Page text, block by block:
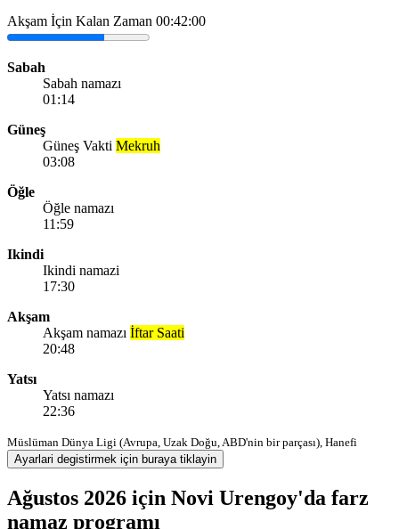
Akşam İçin Kalan Zaman 00:42:00
Sabah
Sabah namazı
01:14
Güneş
Güneş Vakti Mekruh
03:08
Öğle
Öğle namazı
11:59
Ikindi
Ikindi namazi
17:30
Akşam
Akşam namazı İftar Saati
20:48
Yatsı
Yatsı namazı
22:36
Müslüman Dünya Ligi (Avrupa, Uzak Doğu, ABD'nin bir parçası), Hanefi
Ayarlari degistirmek için buraya tiklayin
Ağustos 2026 için Novi Urengoy'da farz
namaz programı